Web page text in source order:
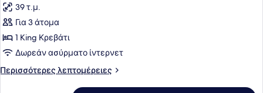
Αναπηρία,
Μπανιέρα
για
Άτομα
Αναπηρία,
Μπανιέρα
φωτογραφιών
για
Δωμάτιο,
1
King
39 τ.μ.
Για 3 άτομα
1 King Κρεβάτι
Δωρεάν ασύρματο ίντερνετ
Περισσότερες λεπτομέρειες
Περισσότερες